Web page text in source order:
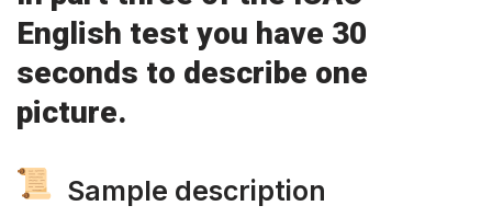
English test you have 30
seconds to describe one
picture.
Sample description